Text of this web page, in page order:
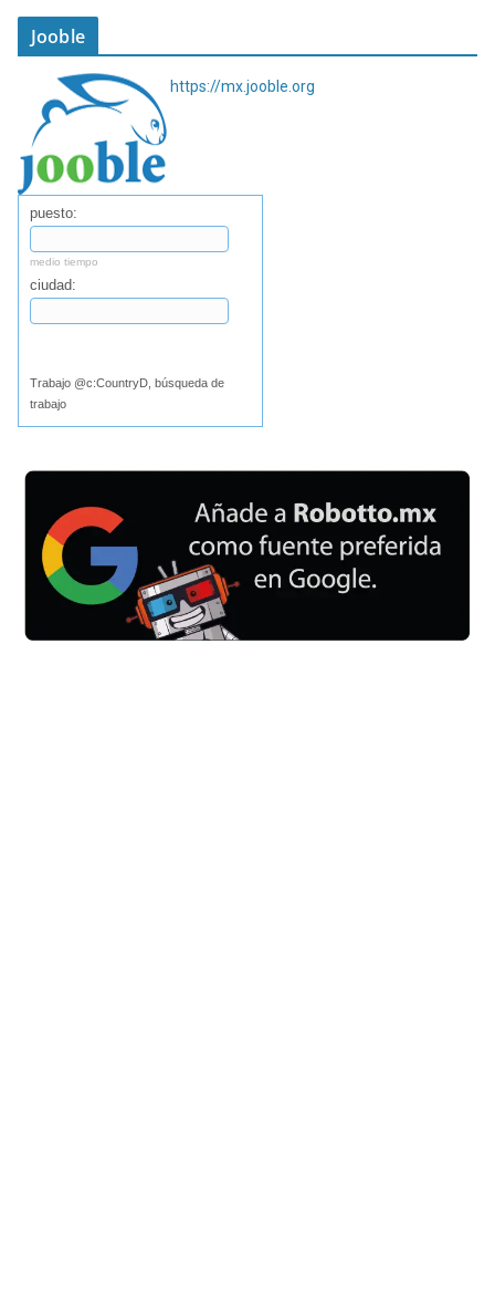
Jooble
https://mx.jooble.org
puesto:
medio tiempo
ciudad:
Trabajo @c:CountryD, búsqueda de
trabajo